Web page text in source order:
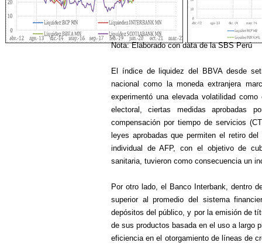
Nota: Elaborado con data de la SBS Perú
El índice de liquidez del BBVA desde
nacional como la moneda extranjera
experimentó una elevada volatilidad
electoral, ciertas medidas aprobadas
compensación por tiempo de servicios
leyes aprobadas que permiten el retiro
individual de AFP, con el objetivo de
sanitaria, tuvieron como consecuencia un
Por otro lado, el Banco Interbank, dentro
superior al promedio del sistema
depósitos del público, y por la emisión de
de sus productos basada en el uso a largo
eficiencia en el otorgamiento de líneas de